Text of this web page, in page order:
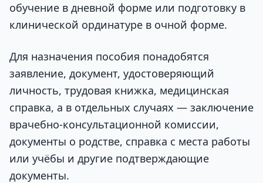
обучение в дневной форме или подготовку в
клинической ординатуре в очной форме.
Для назначения пособия понадобятся
заявление, документ, удостоверяющий
личность, трудовая книжка, медицинская
справка, а в отдельных случаях — заключение
врачебно-консультационной комиссии,
документы о родстве, справка с места работы
или учёбы и другие подтверждающие
документы.